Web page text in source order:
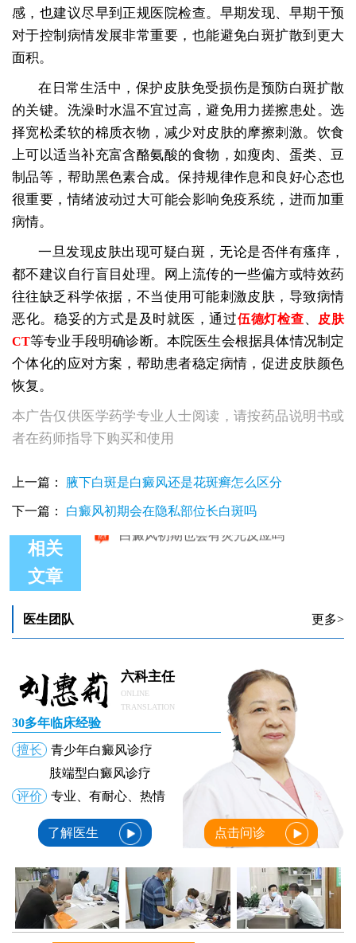
感，也建议尽早到正规医院检查。早期发现、早期干预
对于控制病情发展非常重要，也能避免白斑扩散到更大
面积。
在日常生活中，保护皮肤免受损伤是预防白斑扩散
的关键。洗澡时水温不宜过高，避免用力搓擦患处。选
择宽松柔软的棉质衣物，减少对皮肤的摩擦刺激。饮食
上可以适当补充富含酪氨酸的食物，如瘦肉、蛋类、豆
制品等，帮助黑色素合成。保持规律作息和良好心态也
很重要，情绪波动过大可能会影响免疫系统，进而加重
病情。
一旦发现皮肤出现可疑白斑，无论是否伴有瘙痒，
都不建议自行盲目处理。网上流传的一些偏方或特效药
往往缺乏科学依据，不当使用可能刺激皮肤，导致病情
恶化。稳妥的方式是及时就医，通过伍德灯检查、
皮肤
CT等专业手段明确诊断。本院医生会根据具体情况制定
个体化的应对方案，帮助患者稳定病情，促进皮肤颜色
恢复。
本广告仅供医学药学专业人士阅读，请按药品说明书或
者在药师指导下购买和使用
上一篇： 腋下白斑是白癜风还是花斑癣怎么区分
下一篇： 白癜风初期会在隐私部位长白斑吗
相关
文章
白癜风初期好治疗吗
白癜风初期也会有荧光反应吗
医生团队 更多>
六科主任
ONLINE
TRANSLATION
30多年临床经验
擅长
青少年白癜风诊疗
肢端型白癜风诊疗
评价
专业、有耐心、热情
了解医生 点击问诊